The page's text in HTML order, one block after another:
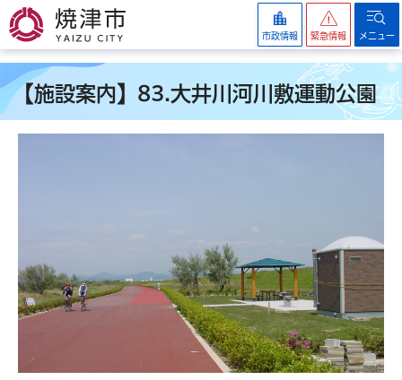
焼津市
市政情報 緊急情報 メニュー
【施設案内】83.大井川河川敷運動公園